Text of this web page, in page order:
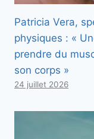
Patricia Vera,
physiques : «
prendre du
son corps »
24 juillet 2026